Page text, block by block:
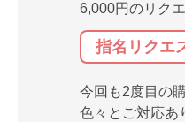
6,000円のリク
指名リクエ
今回も2度目の購
色々とご対応あ